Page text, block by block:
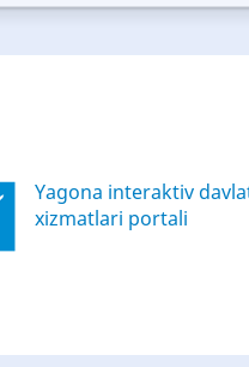
Yagona interaktiv
xizmatlari portali